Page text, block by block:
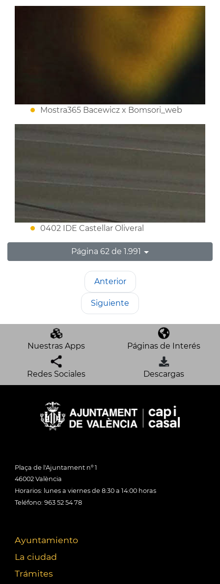
Mostra365 Bacewicz x Bomsori_web
0402 IDE Castellar Oliveral
Página 62 de 1.991
Anterior
Siguiente
Nuestras Apps Páginas de Interés
Redes Sociales Descargas
Plaça de l'Ajuntament nº 1
46002 València
Horarios: lunes a viernes de 8:30 a 14:00 horas
Teléfono: 963 52 54 78
Ayuntamiento
La ciudad
Trámites